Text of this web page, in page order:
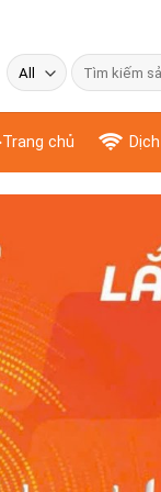
Tìm
kiếm:
Trang chủ